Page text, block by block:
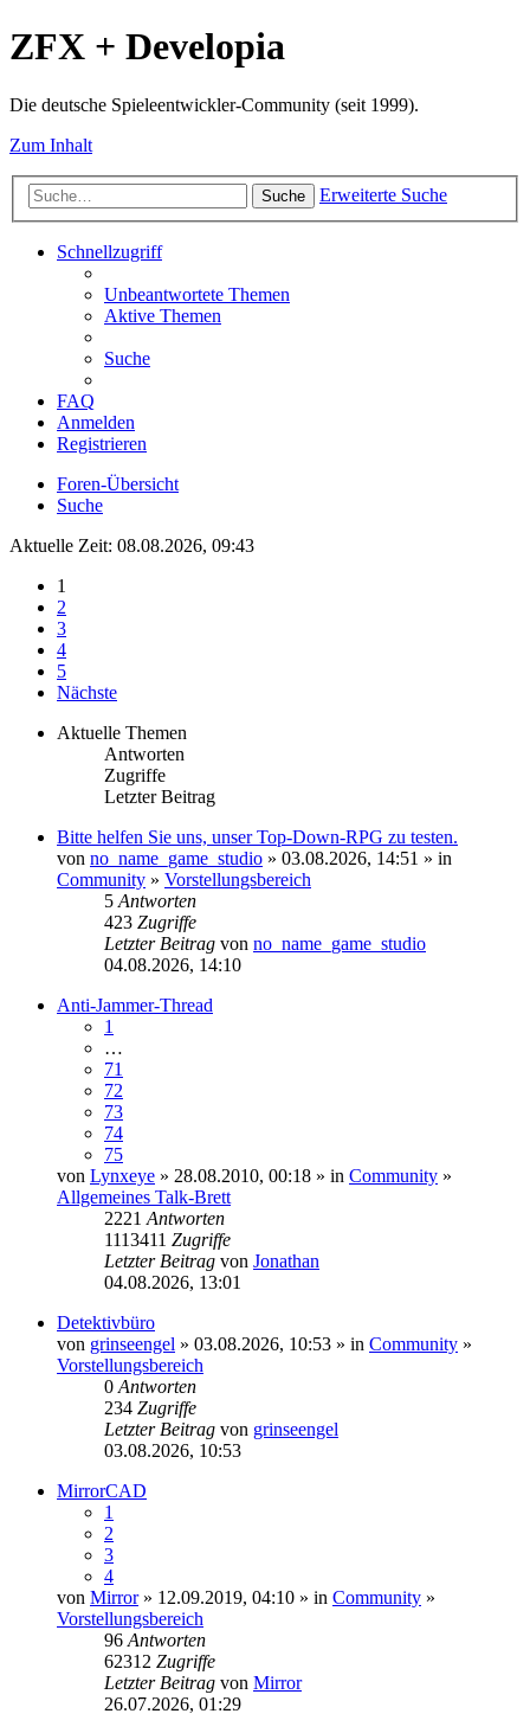
ZFX + Developia
Die deutsche Spieleentwickler-Community (seit 1999).
Zum Inhalt
Suche Erweiterte Suche
Schnellzugriff
Unbeantwortete Themen
Aktive Themen
Suche
FAQ
Anmelden
Registrieren
Foren-Übersicht
Suche
Aktuelle Zeit: 08.08.2026, 09:43
1
2
3
4
5
Nächste
Aktuelle Themen
Antworten
Zugriffe
Letzter Beitrag
Bitte helfen Sie uns, unser Top-Down-RPG zu testen.
von no_name_game_studio » 03.08.2026, 14:51 » in
Community » Vorstellungsbereich
5Antworten
423 Zugriffe
Letzter Beitrag von no_name_game_studio
04.08.2026, 14:10
Anti-Jammer-Thread
1
…
71
72
73
74
75
von Lynxeye » 28.08.2010, 00:18 » in Community »
Allgemeines Talk-Brett
2221Antworten
1113411 Zugriffe
Letzter Beitrag von Jonathan
04.08.2026, 13:01
Detektivbüro
von grinseengel » 03.08.2026, 10:53 » in Community »
Vorstellungsbereich
0Antworten
234 Zugriffe
Letzter Beitrag von grinseengel
03.08.2026, 10:53
MirrorCAD
1
2
3
4
von Mirror» 12.09.2019, 04:10 » in Community »
Vorstellungsbereich
96Antworten
62312 Zugriffe
Letzter Beitrag von Mirror
26.07.2026, 01:29